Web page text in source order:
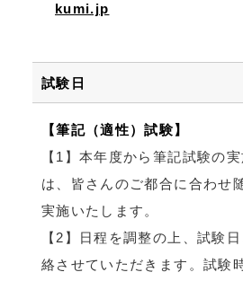
kumi.jp
試験日
【筆記（適性）試験】
【1】本年度から筆記試験の
は、皆さんのご都合に合わせ
実施いたします。
【2】日程を調整の上、試験
絡させていただきます。試験